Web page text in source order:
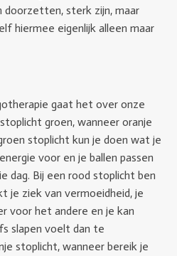
doorzetten, sterk zijn, maar
hiermee eigenlijk alleen maar
gaat het over onze
groen, wanneer oranje
stoplicht kun je doen wat je
voor en je ballen passen
dag. Bij een rood stoplicht ben
je ziek van vermoeidheid, je
voor het andere en je kan
slapen voelt dan te
stoplicht, wanneer bereik je